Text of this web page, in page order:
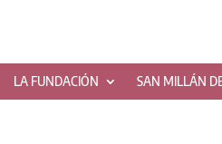
LA FUNDACIÓN SAN MILLÁN